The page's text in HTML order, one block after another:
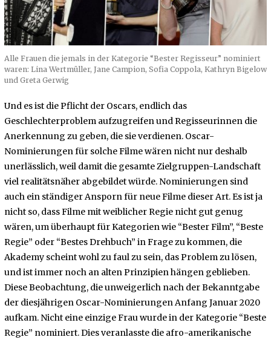
Alle Frauen die jemals in der Kategorie “Bester Regisseur” nominiert
waren: Lina Wertmüller, Jane Campion, Sofia Coppola, Kathryn Bigelow
und Greta Gerwig
Und es ist die Pflicht der Oscars, endlich das
Geschlechterproblem aufzugreifen und Regisseurinnen die
Anerkennung zu geben, die sie verdienen. Oscar-
Nominierungen für solche Filme wären nicht nur deshalb
unerlässlich, weil damit die gesamte Zielgruppen-Landschaft
viel realitätsnäher abgebildet würde. Nominierungen sind
auch ein ständiger Ansporn für neue Filme dieser Art. Es ist ja
nicht so, dass Filme mit weiblicher Regie nicht gut genug
wären, um überhaupt für Kategorien wie “Bester Film”, “Beste
Regie” oder “Bestes Drehbuch” in Frage zu kommen, die
Akademy scheint wohl zu faul zu sein, das Problem zu lösen,
und ist immer noch an alten Prinzipien hängen geblieben.
Diese Beobachtung, die unweigerlich nach der Bekanntgabe
der diesjährigen Oscar-Nominierungen Anfang Januar 2020
aufkam. Nicht eine einzige Frau wurde in der Kategorie “Beste
Regie” nominiert. Dies veranlasste die afro-amerikanische